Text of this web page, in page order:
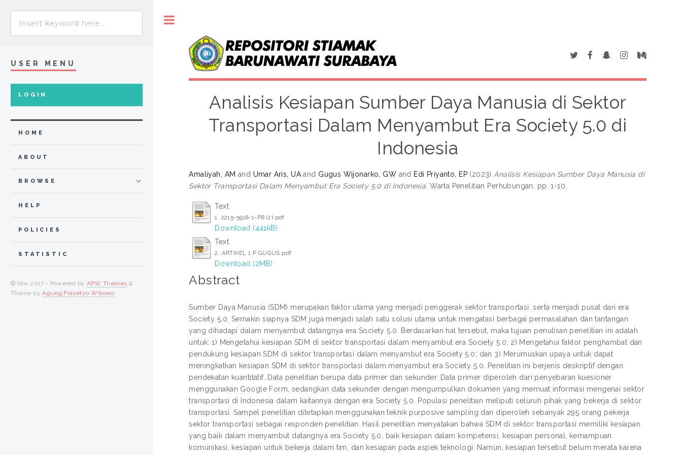
Analisis Kesiapan Sumber Daya Manusia di Sektor
Transportasi Dalam Menyambut Era Society 5.0 di
Indonesia
Amaliyah, AM and Umar Aris, UA and Gugus Wijonarko, GW and Edi Priyanto, EP(2023) Analisis Kesiapan Sumber Daya Manusia di
Sektor Transportasi Dalam Menyambut Era Society 5.0 di Indonesia. Warta Penelitian Perhubungan. pp. 1-10.
Text
1. 2215-5918-1-PB (2).pdf
Download (441kB)
Text
2. ARTIKEL 1 P GUGUS.pdf
Download (2MB)
Abstract
Sumber Daya Manusia (SDM) merupakan faktor utama yang menjadi penggerak sektor transportasi, serta menjadi pusat dari era
Society 5.0. Semakin siapnya SDM juga menjadi salah satu solusi utama untuk mengatasi berbagai permasalahan dan tantangan
yang dihadapi dalam menyambut datangnya era Society 5.0. Berdasarkan hal tersebut, maka tujuan penulisan penelitian ini adalah
untuk: 1) Mengetahui kesiapan SDM di sektor transportasi dalam menyambut era Society 5.0; 2) Mengetahui faktor penghambat dan
pendukung kesiapan SDM di sektor transportasi dalam menyambut era Society 5.0; dan 3) Merumuskan upaya untuk dapat
meningkatkan kesiapan SDM di sektor transportasi dalam menyambut era Society 5.0. Penelitian ini berjenis deskriptif dengan
pendekatan kuantitatif. Data penelitian berupa data primer dan sekunder. Data primer diperoleh dari penyebaran kuesioner
menggunakan Google Form, sedangkan data sekunder dengan mengumpulkan dokumen yang memuat informasi mengenai sektor
transportasi di Indonesia dalam kaitannya dengan era Society 5.0. Populasi penelitian meliputi seluruh pihak yang bekerja di sektor
transportasi. Sampel penelitian ditetapkan menggunakan teknik purposive sampling dan diperoleh sebanyak 295 orang pekerja
sektor transportasi sebagai responden penelitian. Hasil penelitian menyatakan bahwa SDM di sektor transportasi memiliki kesiapan
yang baik dalam menyambut datangnya era Society 5.0, baik kesiapan dalam kompetensi, kesiapan personal, kemampuan
komunikasi, kesiapan untuk bekerja dalam tim, dan kesiapan pada aspek teknologi. Namun, kesiapan tersebut belum merata karena
USER MENU
LOGIN
HOME
ABOUT
BROWSE
HELP
POLICIES
STATISTIC
© Nov 2017 - Powered by APW Themes &
Theme byAgung Prasetyo Wibowo.